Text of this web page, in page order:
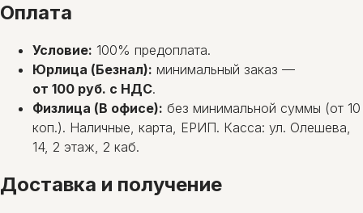
Оплата
Условие: 100% предоплата.
Юрлица (Безнал): минимальный заказ —
от 100 руб. с НДС.
Физлица (В офисе): без минимальной суммы (от 10
коп.). Наличные, карта, ЕРИП. Касса: ул. Олешева,
14, 2 этаж, 2 каб.
Доставка и получение